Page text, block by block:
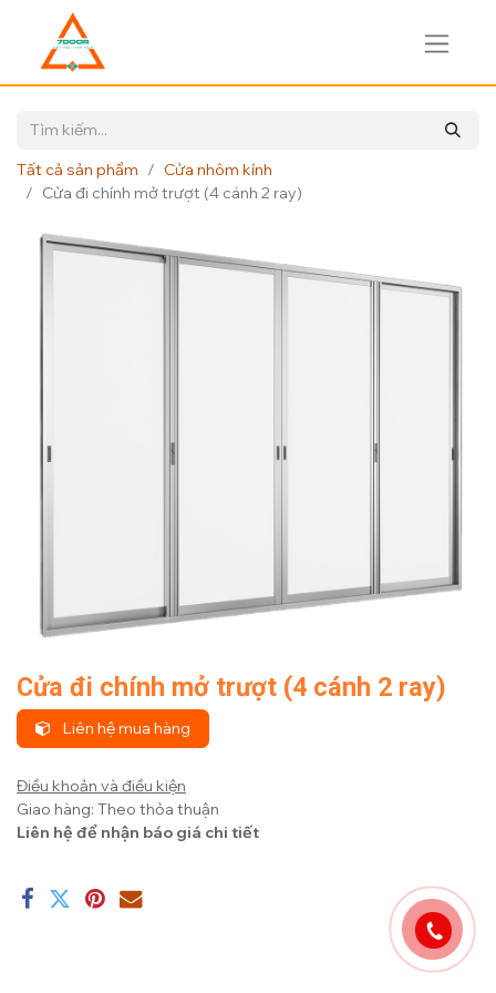
Tất cả sản phẩm
Cửa nhôm kính
Cửa đi chính mở trượt (4 cánh 2 ray)
Cửa đi chính mở trượt (4 cánh 2 ray)
Liên hệ mua hàng
Điều khoản và điều kiện
Giao hàng: Theo thỏa thuận
Liên hệ để nhận báo giá chi tiết